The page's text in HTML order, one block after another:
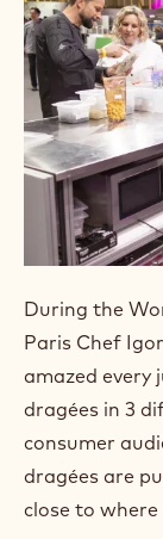
During the
Paris Chef
amazed every
dragées in 3
consumer
dragées are
close to